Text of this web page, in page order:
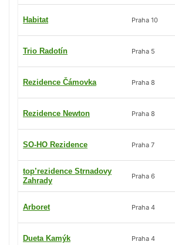
Habitat Praha 10
Trio Radotín Praha 5
Rezidence Čámovka Praha 8
Rezidence Newton Praha 8
SO-HO Rezidence Praha 7
top’rezidence Strnadovy
Zahrady
Praha 6
Arboret Praha 4
Dueta Kamýk Praha 4